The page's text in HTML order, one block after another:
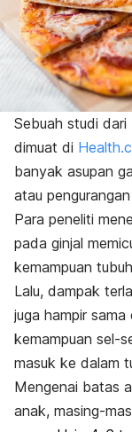
Sebuah studi
dimuat di
banyak asupan
atau
Para peneliti
pada ginjal
kemampuan
Lalu, dampak
juga hampir
kemampuan sel-
masuk ke dalam
Mengenai batas
anak, masing-